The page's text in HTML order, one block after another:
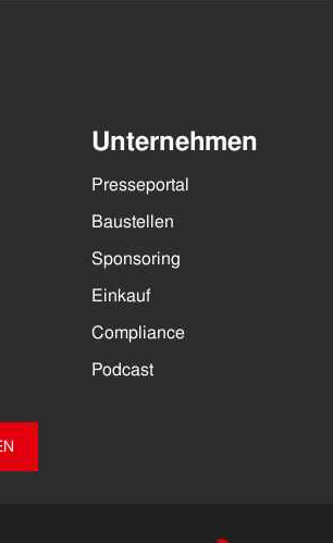
Unternehmen
Presseportal
Baustellen
Sponsoring
Einkauf
Compliance
Podcast